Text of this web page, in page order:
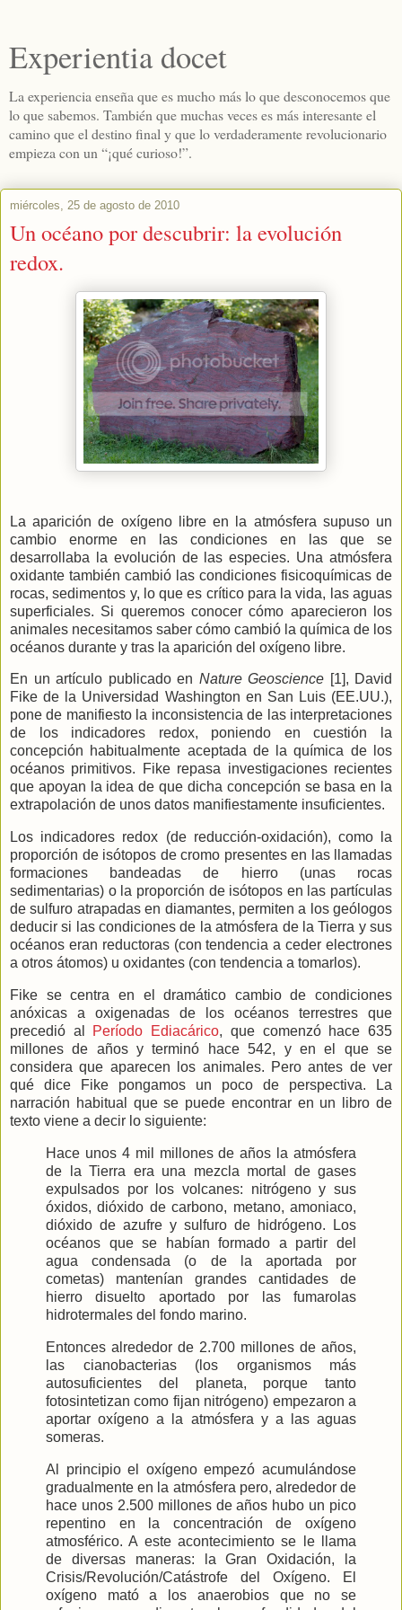
Experientia docet
La experiencia enseña que es mucho más lo que desconocemos que
lo que sabemos. También que muchas veces es más interesante el
camino que el destino final y que lo verdaderamente revolucionario
empieza con un “¡qué curioso!”.
miércoles, 25 de agosto de 2010
Un océano por descubrir: la evolución
redox.
La aparición de oxígeno libre en la atmósfera supuso un
cambio enorme en las condiciones en las que se
desarrollaba la evolución de las especies. Una atmósfera
oxidante también cambió las condiciones fisicoquímicas de
rocas, sedimentos y, lo que es crítico para la vida, las aguas
superficiales. Si queremos conocer cómo aparecieron los
animales necesitamos saber cómo cambió la química de los
océanos durante y tras la aparición del oxígeno libre.
En un artículo publicado en Nature Geoscience [1], David
Fike de la Universidad Washington en San Luis (EE.UU.),
pone de manifiesto la inconsistencia de las interpretaciones
de los indicadores redox, poniendo en cuestión la
concepción habitualmente aceptada de la química de los
océanos primitivos. Fike repasa investigaciones recientes
que apoyan la idea de que dicha concepción se basa en la
extrapolación de unos datos manifiestamente insuficientes.
Los indicadores redox (de reducción-oxidación), como la
proporción de isótopos de cromo presentes en las llamadas
formaciones bandeadas de hierro (unas rocas
sedimentarias) o la proporción de isótopos en las partículas
de sulfuro atrapadas en diamantes, permiten a los geólogos
deducir si las condiciones de la atmósfera de la Tierra y sus
océanos eran reductoras (con tendencia a ceder electrones
a otros átomos) u oxidantes (con tendencia a tomarlos).
Fike se centra en el dramático cambio de condiciones
anóxicas a oxigenadas de los océanos terrestres que
precedió al Período Ediacárico, que comenzó hace 635
millones de años y terminó hace 542, y en el que se
considera que aparecen los animales. Pero antes de ver
qué dice Fike pongamos un poco de perspectiva. La
narración habitual que se puede encontrar en un libro de
texto viene a decir lo siguiente:
Hace unos 4 mil millones de años la atmósfera
de
la Tierra era una mezcla mortal de gases
expulsados por los volcanes: nitrógeno y sus
óxidos, dióxido de carbono, metano, amoniaco,
dióxido de azufre y sulfuro de hidrógeno. Los
océanos que se habían formado a partir del
agua condensada (o de la aportada por
cometas) mantenían grandes cantidades de
hierro disuelto aportado por las fumarolas
hidrotermales del fondo marino.
Entonces alrededor de 2.700 millones de años,
las cianobacterias (los organismos más
autosuficientes del planeta, porque tanto
fotosintetizan como fijan nitrógeno) empezaron a
aportar oxígeno a la atmósfera y a las aguas
someras.
Al principio el oxígeno empezó acumulándose
gradualmente en la atmósfera pero, alrededor de
hace unos 2.500 millones de años hubo un pico
repentino en la concentración de oxígeno
atmosférico. A este acontecimiento se le llama
de diversas maneras:
la Gran Oxidación,
la
Crisis/Revolución/Catástrofe del Oxígeno. El
oxígeno mató a los anaerobios que no se